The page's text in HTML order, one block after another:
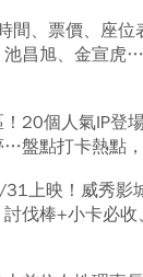
間、票價、座位
昌旭、金宣虎
20個人氣IP登
盤點打卡熱點
31上映！威秀影
伐棒+小卡必收